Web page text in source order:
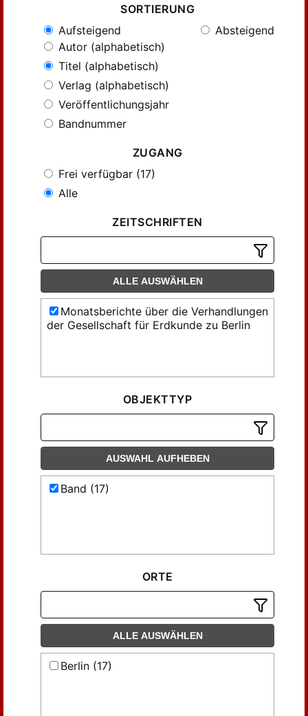
SORTIERUNG
Aufsteigend
Absteigend
Autor (alphabetisch)
Titel (alphabetisch)
Verlag (alphabetisch)
Veröffentlichungsjahr
Bandnummer
ZUGANG
Frei verfügbar (17)
Alle
ZEITSCHRIFTEN
ALLE AUSWÄHLEN
Monatsberichte über die Verhandlungen
der Gesellschaft für Erdkunde zu Berlin
OBJEKTTYP
AUSWAHL AUFHEBEN
Band (17)
ORTE
ALLE AUSWÄHLEN
Berlin (17)